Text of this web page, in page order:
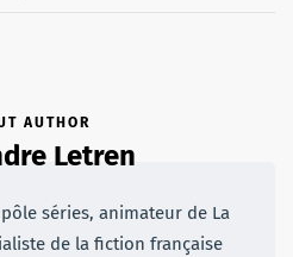
AUTHOR
Letren
séries, animateur de La
de la fiction française